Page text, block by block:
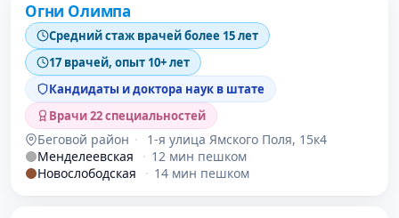
Огни Олимпа
Средний стаж врачей более 15 лет
17 врачей, опыт 10+ лет
Кандидаты и доктора наук в штате
Врачи 22 специальностей
Беговой район ·
1-я улица Ямского Поля, 15к4
Менделеевская
· 12 мин пешком
Новослободская
· 14 мин пешком